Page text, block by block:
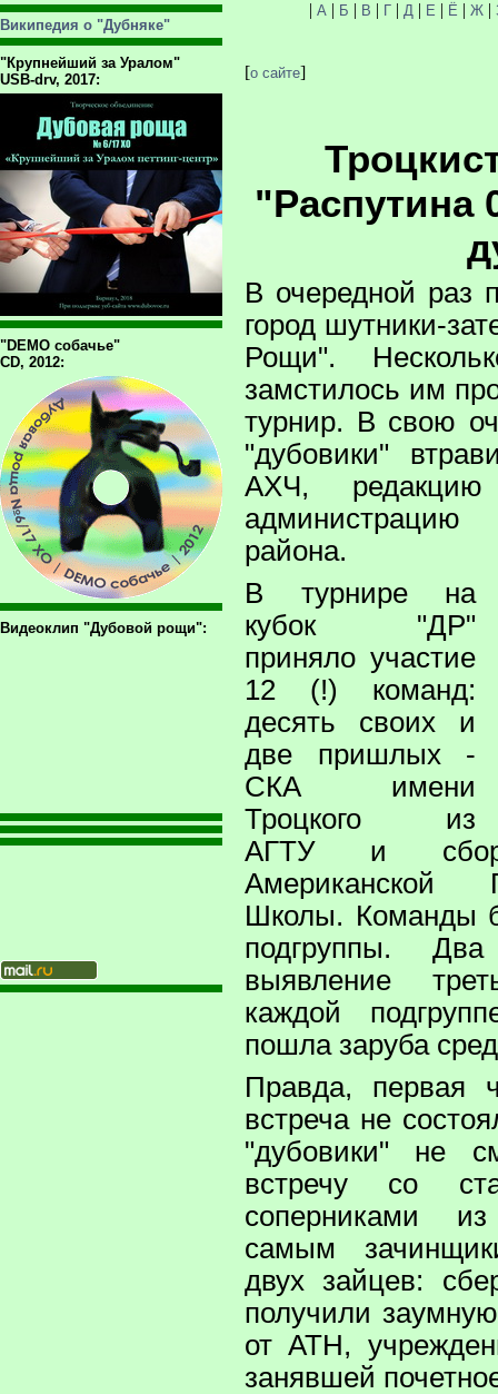
Википедия о "Дубняке"
"Крупнейший за Уралом"
USB-drv, 2017:
"DEMO собачье"
CD, 2012:
Видеоклип "Дубовой рощи":
| А | Б | В | Г| Д | Е | Ё | Ж|
[о сайте]
"Распутина
В очередной раз
город шутники-
Рощи".
замстилось им
турнир. В свою
"дубовики"
АХЧ,
администрацию
района.
В турнире на
кубок "ДР"
приняло участие
12 (!) команд:
десять своих и
две пришлых -
СКА имени
Троцкого из
АГТУ и
Американской
Школы. Команды
подгруппы.
выявление
каждой
пошла заруба
Правда, первая
встреча не
"дубовики" не
встречу со
соперниками
самым
двух зайцев:
получили
от АТН,
занявшей